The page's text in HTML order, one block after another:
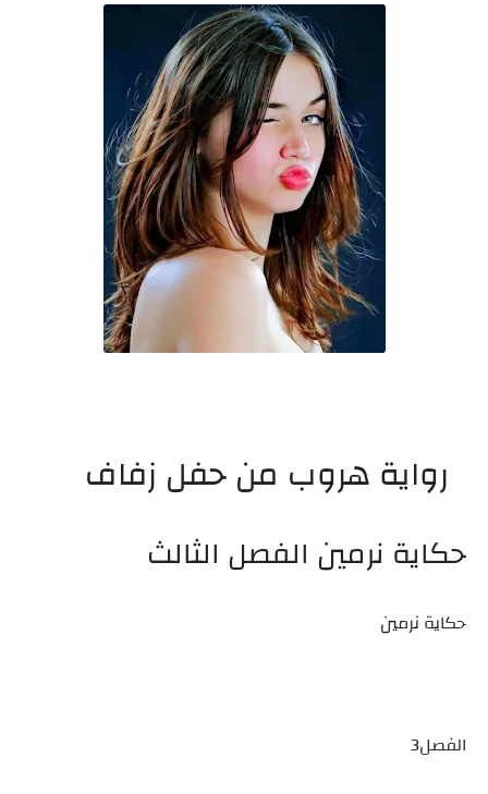
رواية هروب من حفل زفاف
حكاية نرمين الفصل الثالث
حكاية نرمين
الفصل3